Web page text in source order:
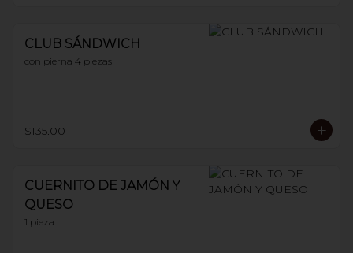
CLUB SÁNDWICH
con pierna 4 piezas
$135.00
CUERNITO DE JAMÓN Y
QUESO
1 pieza.